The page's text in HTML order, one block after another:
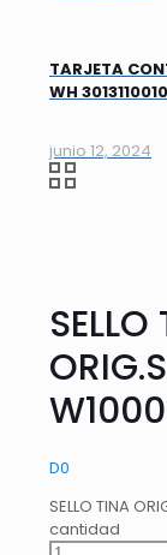
TARJETA
WH
junio 12, 2024
SELLO
D0
SELLO TINA
cantidad